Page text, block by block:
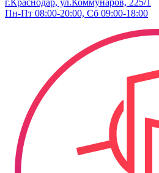
г.Краснодар, ул.Коммунаров, 225/1
Пн-Пт 08:00-20:00, Сб 09:00-18:00